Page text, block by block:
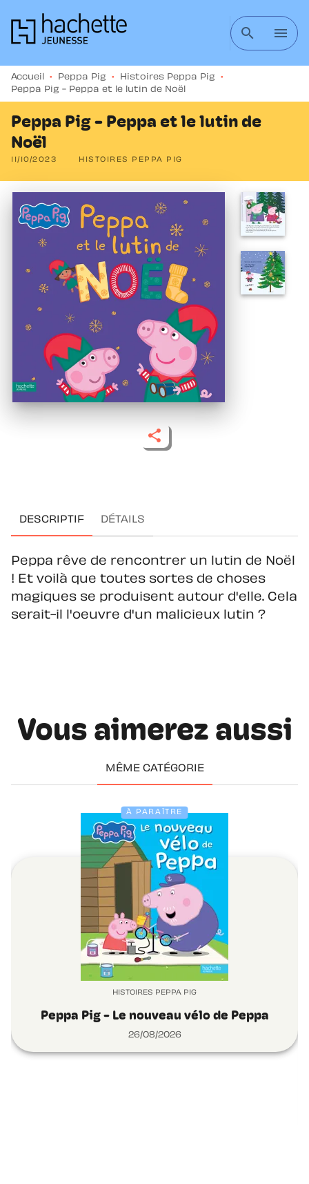
MENU RECHERCHE CONTENU
search menu
Accueil • Peppa Pig • Histoires Peppa Pig
•
Peppa Pig - Peppa et le lutin de Noël
Peppa Pig - Peppa et le lutin de
Noël
11/10/2023 HISTOIRES PEPPA PIG
DESCRIPTIF DÉTAILS
Peppa rêve de rencontrer un lutin de Noël
! Et voilà que toutes sortes de choses
magiques se produisent autour d'elle. Cela
serait-il l'oeuvre d'un malicieux lutin ?
Vous aimerez aussi
MÊME CATÉGORIE
À PARAÎTRE
HISTOIRES PEPPA PIG
Peppa Pig - Le nouveau vélo de Peppa
26/08/2026